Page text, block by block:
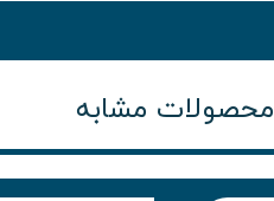
محصولات مشابه